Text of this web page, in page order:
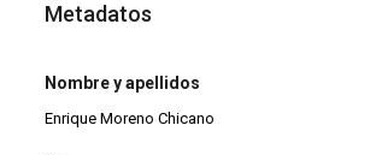
Metadatos
Nombre y apellidos
Enrique Moreno Chicano